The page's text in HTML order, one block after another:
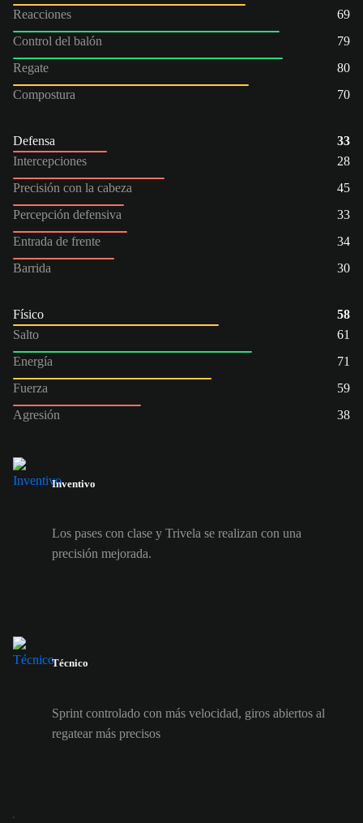
Reacciones
69
Control del balón
79
Regate
80
Compostura
70
Defensa
33
Intercepciones
28
Precisión con la cabeza
45
Percepción defensiva
33
Entrada de frente
34
Barrida
30
Físico
58
Salto
61
Energía
71
Fuerza
59
Agresión
38
Inventivo
Los pases con clase y Trivela se realizan con una
precisión mejorada.
Técnico
Sprint controlado con más velocidad, giros abiertos al
regatear más precisos